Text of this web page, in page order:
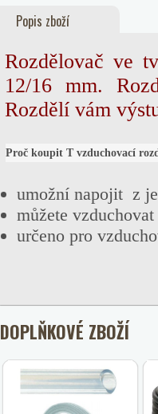
Popis zboží
Rozdělovač ve
12/16 mm.
Rozdělí vám
Proč koupit T vzduchovací
umožní napojit z
můžete
určeno pro
DOPLŇKOVÉ ZBOŽÍ